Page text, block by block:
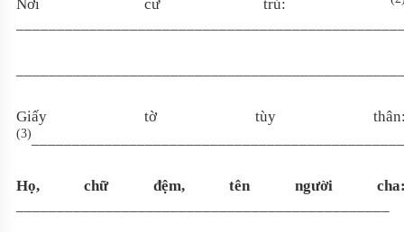
Nơi cư trú:
Giấy tờ tùy
(3)
Họ, chữ đệm, tên người